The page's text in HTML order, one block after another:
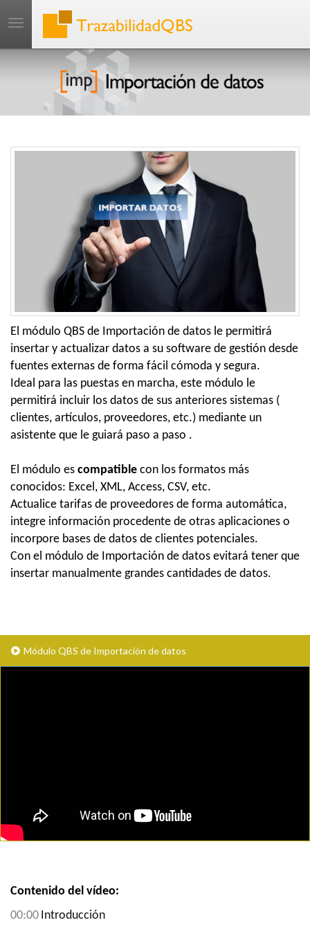
Toggle
navigation
El módulo QBS de Importación de datos le permitirá
insertar y actualizar datos a su software de gestión desde
fuentes externas de forma fácil cómoda y segura.
Ideal para las puestas en marcha, este módulo le
permitirá incluir los datos de sus anteriores sistemas (
clientes, artículos, proveedores, etc.) mediante un
asistente que le guiará paso a paso .
El módulo es compatible con los formatos más
conocidos: Excel, XML, Access, CSV, etc.
Actualice tarifas de proveedores de forma automática,
integre información procedente de otras aplicaciones o
incorpore bases de datos de clientes potenciales.
Con el módulo de Importación de datos evitará tener que
insertar manualmente grandes cantidades de datos.
Módulo QBS de Importación de datos
Contenido del vídeo:
00:00 Introducción
;